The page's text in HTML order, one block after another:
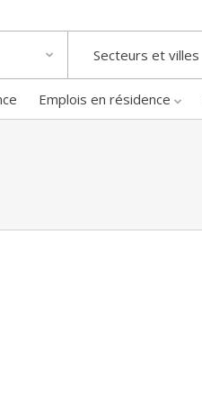
Secteurs et villes
Emplois en résidence